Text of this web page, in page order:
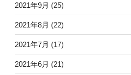
2021年9月 (25)
2021年8月 (22)
2021年7月 (17)
2021年6月 (21)